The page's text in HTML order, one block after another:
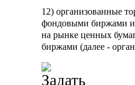
12) организованные
фондовыми биржами
на рынке ценных
биржами (далее -